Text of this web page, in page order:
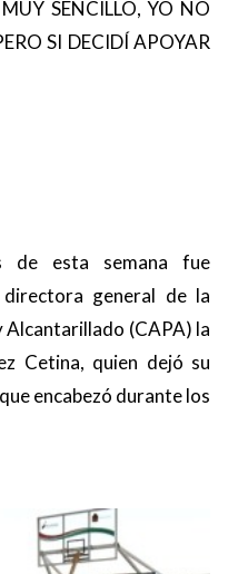
SENCILLO, YO NO
SI DECIDÍ APOYAR
de esta semana fue
general de la
Alcantarillado (CAPA) la
Cetina, quien dejó su
encabezó durante los